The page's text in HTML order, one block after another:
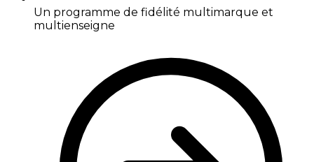
Un programme de fidélité multimarque et
multienseigne